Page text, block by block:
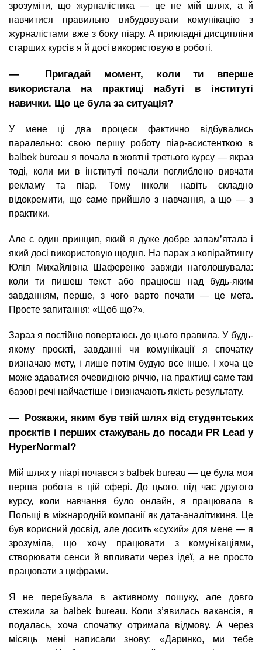
зрозуміти, що журналістика — це не мій шлях, а й
навчитися правильно вибудовувати комунікацію з
журналістами вже з боку піару. А прикладні дисципліни
старших курсів я й досі використовую в роботі.
― Пригадай момент, коли ти вперше
використала на практиці набуті в інституті
навички. Що це була за ситуація?
У мене ці два процеси фактично відбувались
паралельно: свою першу роботу піар-асистенткою в
balbek bureau я почала в жовтні третього курсу — якраз
тоді, коли ми в інституті почали поглиблено вивчати
рекламу та піар. Тому інколи навіть складно
відокремити, що саме прийшло з навчання, а що — з
практики.
Але є один принцип, який я дуже добре запам’ятала і
який досі використовую щодня. На парах з копірайтингу
Юлія Михайлівна Шаференко завжди наголошувала:
коли ти пишеш текст або працюєш над будь-яким
завданням, перше, з чого варто почати — це мета.
Просте запитання: «Щоб що?».
Зараз я постійно повертаюсь до цього правила. У будь-
якому проєкті, завданні чи комунікації я спочатку
визначаю мету, і лише потім будую все інше. І хоча це
може здаватися очевидною річчю, на практиці саме такі
базові речі найчастіше і визначають якість результату.
― Розкажи, яким був твій шлях від студентських
проєктів і перших стажувань до посади PR Lead у
HyperNormal?
Мій шлях у піарі почався з balbek bureau — це була моя
перша робота в цій сфері. До цього, під час другого
курсу, коли навчання було онлайн, я працювала в
Польщі в міжнародній компанії як дата-аналітикиня. Це
був корисний досвід, але досить «сухий» для мене — я
зрозуміла, що хочу працювати з комунікаціями,
створювати сенси й впливати через ідеї, а не просто
працювати з цифрами.
Я не перебувала в активному пошуку, але довго
стежила за balbek bureau. Коли з’явилась вакансія, я
подалась, хоча спочатку отримала відмову. А через
місяць мені написали знову: «Даринко, ми тебе